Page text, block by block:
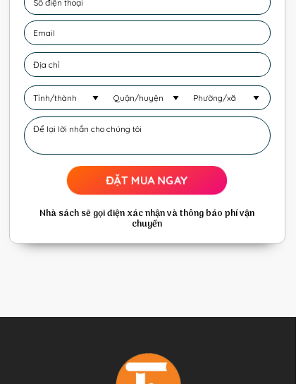
ĐẶT MUA NGAY
Nhà sách sẽ gọi điện xác nhận và thông báo phí vận
chuyển